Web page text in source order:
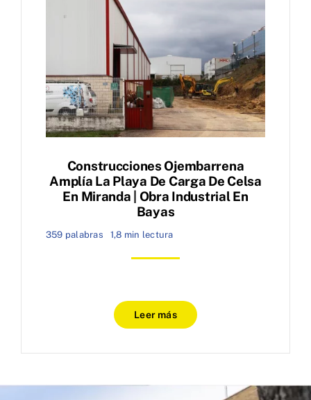
Construcciones Ojembarrena
Amplía La Playa De Carga De Celsa
En Miranda | Obra Industrial En
Bayas
359 palabras 1,8 min lectura
Leer más